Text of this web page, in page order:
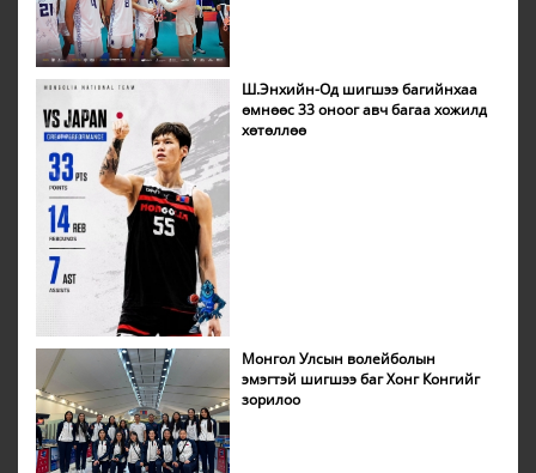
Ш.Энхийн-Од шигшээ багийнхаа
өмнөөс 33 оноог авч багаа хожилд
хөтөллөө
Монгол Улсын волейболын
эмэгтэй шигшээ баг Хонг Конгийг
зорилоо